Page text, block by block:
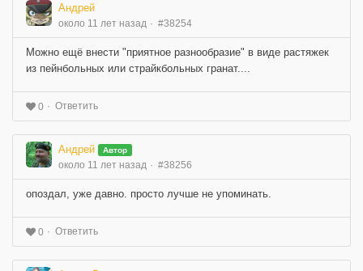
Андрей
около 11 лет назад #38254
Можно ещё внести "приятное разнообразие" в виде растяжек
из пейнбольных или страйкбольных гранат....
0 Ответить
Андрей Автор
около 11 лет назад #38256
опоздал, уже давно. просто лучше не упоминать.
0 Ответить